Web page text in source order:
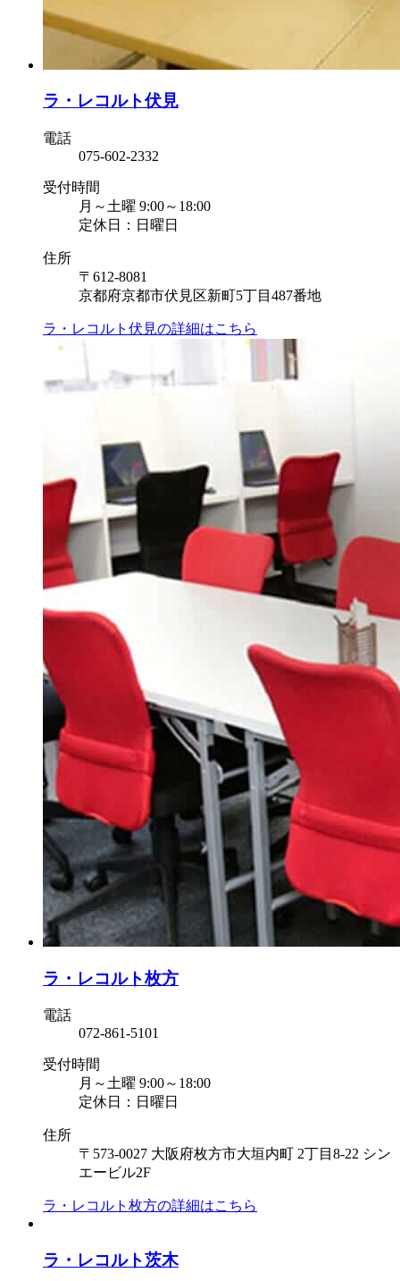
ラ・レコルト伏見
電話
075-602-2332
受付時間
月～土曜 9:00～18:00
定休日：日曜日
住所
〒612-8081
京都府京都市伏見区新町5丁目487番地
ラ・レコルト伏見の詳細はこちら
ラ・レコルト枚方
電話
072-861-5101
受付時間
月～土曜 9:00～18:00
定休日：日曜日
住所
〒573-0027 大阪府枚方市大垣内町 2丁目8-22 シン
エービル2F
ラ・レコルト枚方の詳細はこちら
ラ・レコルト茨木